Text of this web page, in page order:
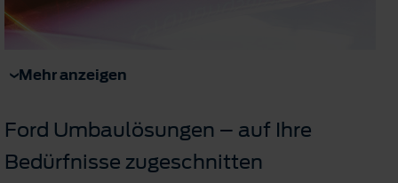
Mehr anzeigen
Ford Umbaulösungen – auf Ihre
Bedürfnisse zugeschnitten